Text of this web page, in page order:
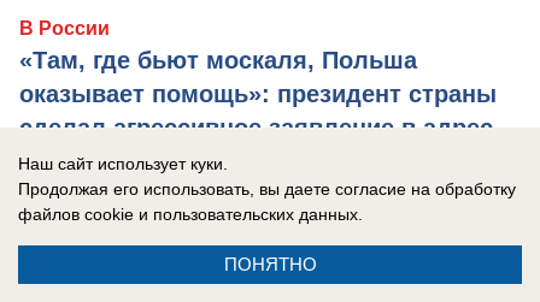
В России
«Там, где бьют москаля, Польша
оказывает помощь»: президент страны
сделал агрессивное заявление в адрес
России
Захарова: Это пример «клинической
Наш сайт использует куки.
Продолжая его использовать, вы даете согласие на обработку
файлов cookie и пользовательских данных.
ПОНЯТНО